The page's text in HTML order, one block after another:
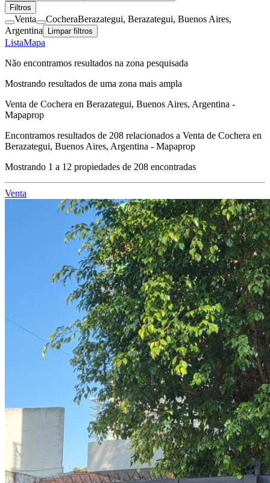
Filtros
Venta CocheraBerazategui, Berazategui, Buenos Aires,
Argentina
Limpar filtros
ListaMapa
Não encontramos resultados na zona pesquisada
Mostrando resultados de uma zona mais ampla
Venta de Cochera en Berazategui, Buenos Aires, Argentina -
Mapaprop
Encontramos resultados de 208 relacionados a Venta de Cochera en
Berazategui, Buenos Aires, Argentina - Mapaprop
Mostrando 1 a 12 propiedades de 208 encontradas
Venta